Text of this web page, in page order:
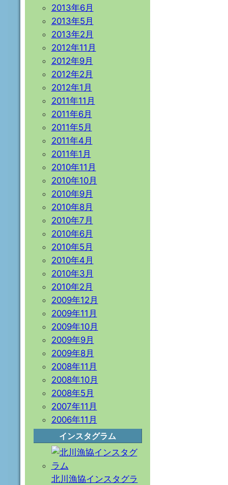
2013年6月
2013年5月
2013年2月
2012年11月
2012年9月
2012年2月
2012年1月
2011年11月
2011年6月
2011年5月
2011年4月
2011年1月
2010年11月
2010年10月
2010年9月
2010年8月
2010年7月
2010年6月
2010年5月
2010年4月
2010年3月
2010年2月
2009年12月
2009年11月
2009年10月
2009年9月
2009年8月
2008年11月
2008年10月
2008年5月
2007年11月
2006年11月
インスタグラム
北川漁協インスタグラ